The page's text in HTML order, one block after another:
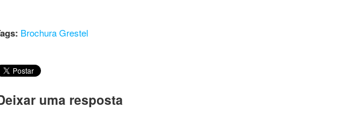
Brochura Grestel
uma resposta